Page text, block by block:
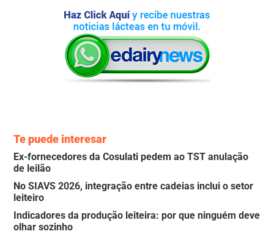
Te puede interesar
Ex-fornecedores da Cosulati pedem ao TST anulação
de leilão
No SIAVS 2026, integração entre cadeias inclui o setor
leiteiro
Indicadores da produção leiteira: por que ninguém deve
olhar sozinho